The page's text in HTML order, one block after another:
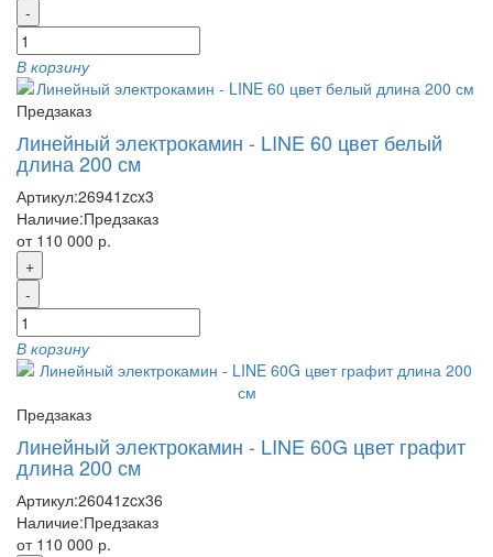
-
В корзину
Предзаказ
Линейный электрокамин - LINE 60 цвет белый
длина 200 см
Артикул:26941zcx3
Наличие:Предзаказ
от 110 000 р.
+
-
В корзину
Предзаказ
Линейный электрокамин - LINE 60G цвет графит
длина 200 см
Артикул:26041zcx36
Наличие:Предзаказ
от 110 000 р.